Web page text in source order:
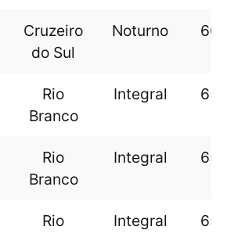
Cruzeiro
do Sul
Noturno
Rio
Branco
Integral
Rio
Branco
Integral
Rio
Integral